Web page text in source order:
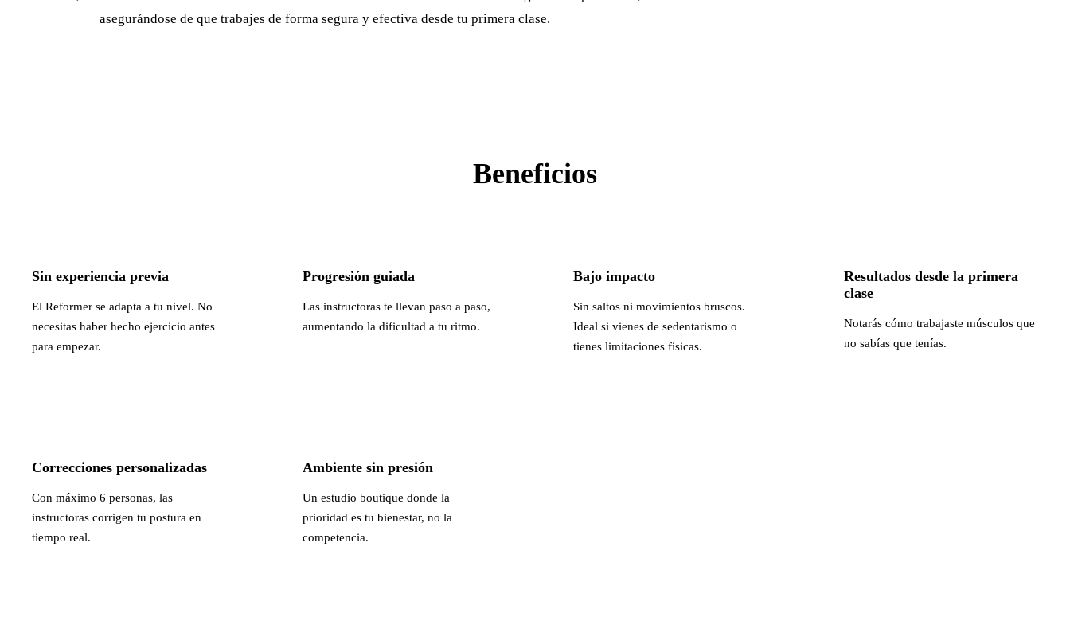
asegurándose de que trabajes de forma segura y efectiva desde tu primera clase.
Beneficios
Sin experiencia previa
El Reformer se adapta a tu nivel. No
necesitas haber hecho ejercicio antes
para empezar.
Progresión guiada
Las instructoras te llevan paso a paso,
aumentando la dificultad a tu ritmo.
Bajo impacto
Sin saltos ni movimientos bruscos.
Ideal si vienes de sedentarismo o
tienes limitaciones físicas.
Resultados desde la primera
clase
Notarás cómo trabajaste músculos que
no sabías que tenías.
Correcciones personalizadas
Con máximo 6 personas, las
instructoras corrigen tu postura en
tiempo real.
Ambiente sin presión
Un estudio boutique donde la
prioridad es tu bienestar, no la
competencia.